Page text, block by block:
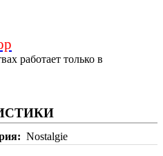
работает только в
Nostalgie